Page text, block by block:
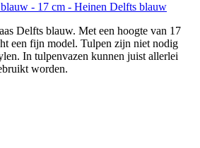
- 17 cm - Heinen Delfts blauw
Delfts blauw. Met een hoogte van 17
een fijn model. Tulpen zijn niet nodig
In tulpenvazen kunnen juist allerlei
worden.